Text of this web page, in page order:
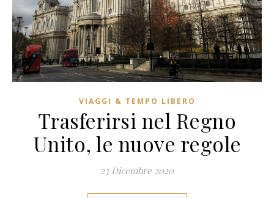
VIAGGI & TEMPO LIBERO
Trasferirsi nel Regno
Unito, le nuove regole
23 Dicembre 2020